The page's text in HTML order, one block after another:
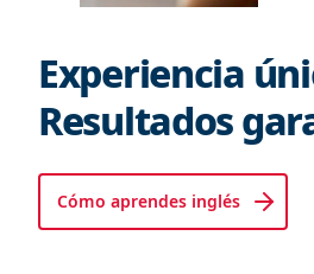
Experiencia
Resultados
Cómo aprendes inglés